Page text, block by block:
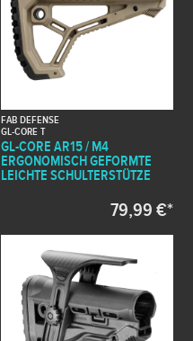
FAB DEFENSE
GL-CORE T
GL-CORE AR15 / M4
ERGONOMISCH GEFORMTE
LEICHTE SCHULTERSTÜTZE
79,99 €*